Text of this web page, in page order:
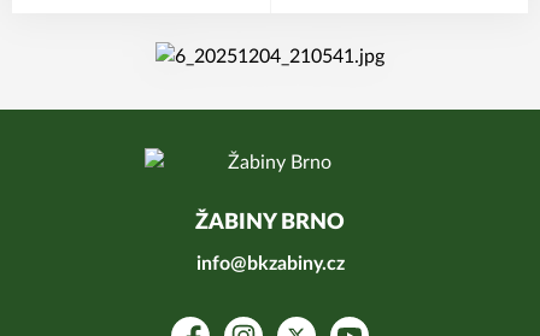
ŽABINY BRNO
info@bkzabiny.cz